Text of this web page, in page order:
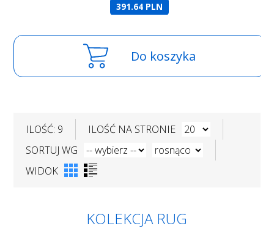
391.64 PLN
Do koszyka
ILOŚĆ: 9
ILOŚĆ NA STRONIE
SORTUJ WG
WIDOK
KOLEKCJA RUG